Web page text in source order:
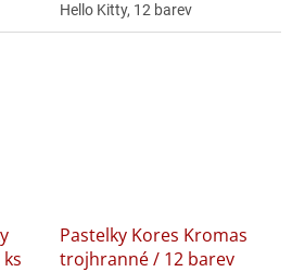
Hello Kitty, 12 barev
Pastelky Kores Kromas
trojhranné / 12 barev